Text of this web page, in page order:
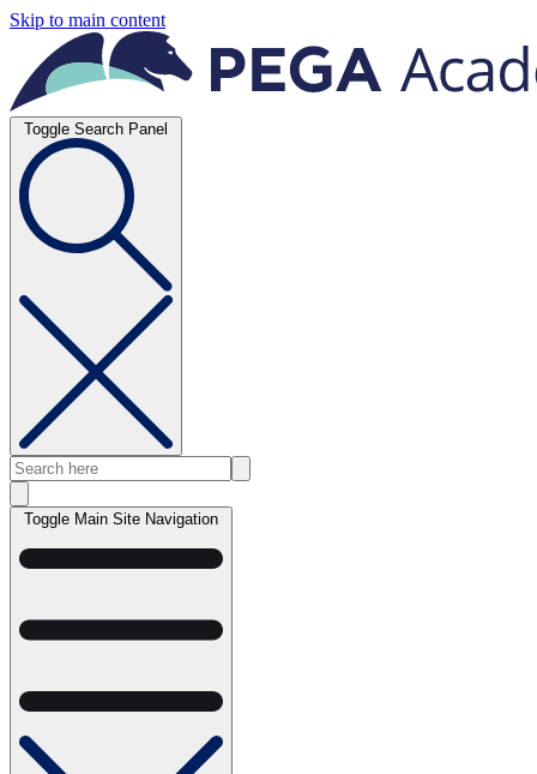
Skip to main content
Toggle Search Panel
Toggle Main Site Navigation